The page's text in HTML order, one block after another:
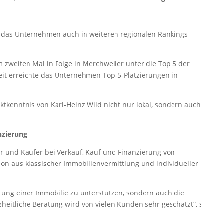
Unternehmen auch in weiteren regionalen Rankings
Mal in Folge in Merchweiler unter die Top 5 der
erreichte das Unternehmen Top-5-Platzierungen in
von Karl-Heinz Wild nicht nur lokal, sondern
und Käufer bei Verkauf, Kauf und Finanzierung von
aus klassischer Immobilienvermittlung und individueller
einer Immobilie zu unterstützen, sondern auch die
Beratung wird von vielen Kunden sehr geschätzt“,